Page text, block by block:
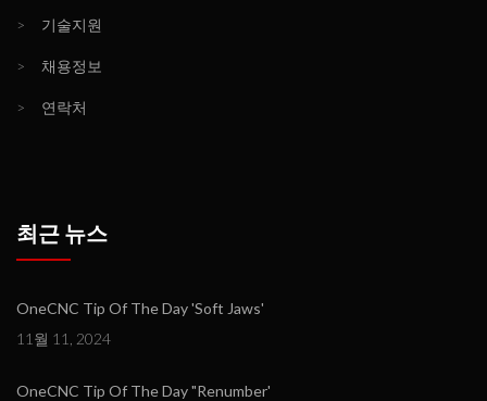
> 기술지원
> 채용정보
> 연락처
최근 뉴스
OneCNC Tip Of The Day 'Soft Jaws'
11월 11, 2024
OneCNC Tip Of The Day "Renumber'